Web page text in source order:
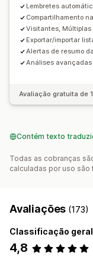
Alertas de compra
Lembretes
Compartilhamento
Visitantes, Múltiplas
Exportar/importar
Alertas de resumo
Análises avançadas
Avaliação gratuita de
Contém texto
Todas as cobranças
calculadas por uso são
Avaliações (173)
Classificação geral
4,8